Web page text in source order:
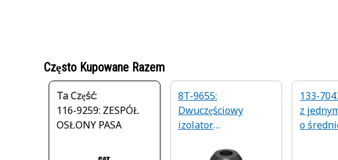
Często Kupowane Razem
Ta Część:
116-9259: ZESPÓŁ
OSŁONY PASA
8T-9655:
Dwuczęściowy
izolator
133-
z
o